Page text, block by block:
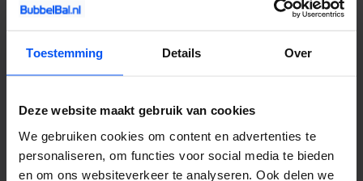
Toestemming Details Over
Deze website maakt gebruik van cookies
We gebruiken cookies om content en advertenties te
personaliseren, om functies voor social media te bieden
en om ons websiteverkeer te analyseren. Ook delen we
+/- 2 uur spelplezier
1 uur Archery Attack
Boek deze deal